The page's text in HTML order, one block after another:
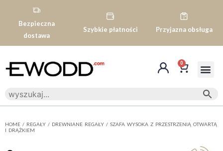
Bezpieczna
dostawa
Szybkie płatności Przyjazna obsługa
0
HOME / REGAŁY / DREWNIANE REGAŁY / SZAFA WYSOKA Z PRZESTRZENIĄ OTWARTĄ
I DRĄŻKIEM